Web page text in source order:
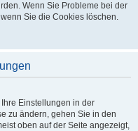
Wenn Sie Probleme bei der
Sie die Cookies löschen.
Einstellungen in der
zu ändern, gehen Sie in den
oben auf der Seite angezeigt,